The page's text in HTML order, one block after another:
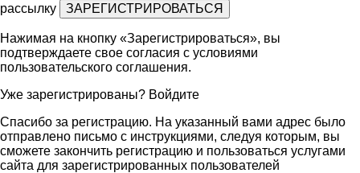
рассылку
Нажимая на кнопку «Зарегистрироваться», вы
подтверждаете свое согласия с условиями
пользовательского соглашения.
Уже зарегистрированы? Войдите
Спасибо за регистрацию. На указанный вами адрес было
отправлено письмо с инструкциями, следуя которым, вы
сможете закончить регистрацию и пользоваться услугами
сайта для зарегистрированных пользователей